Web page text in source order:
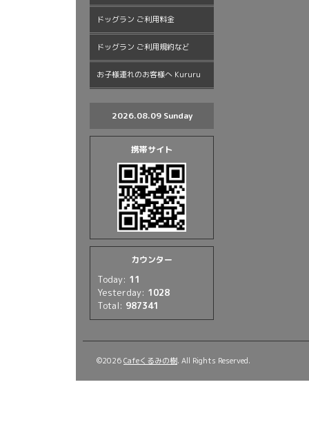
ドッグラン ご利用料金
ドッグラン ご利用規約など
お子様連れのお客様へ Kururu
2026.08.09 Sunday
携帯サイト
カウンター
Today: 11
Yesterday: 1028
Total: 987341
©2026Cafeくるみの樹. All Rights Reserved.